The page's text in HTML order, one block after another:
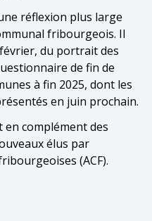
réflexion plus large
fribourgeois. Il
du portrait des
de fin de
à fin 2025, dont les
en juin prochain.
complément des
élus par
(ACF).